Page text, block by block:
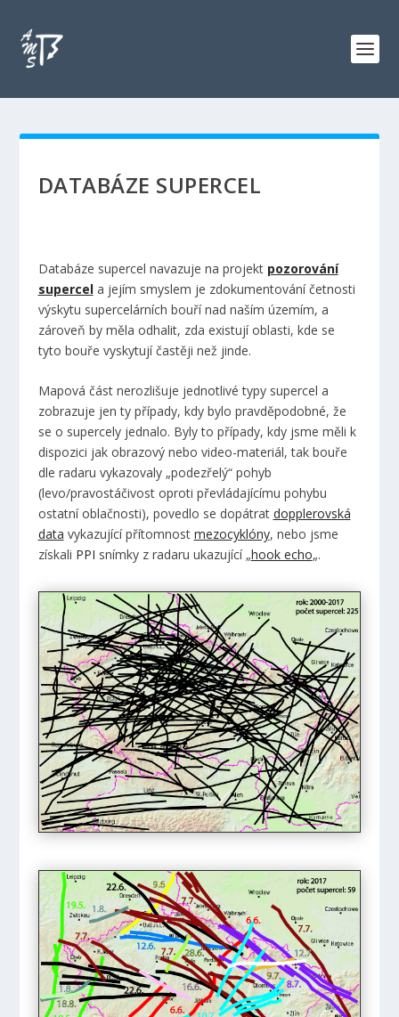
DATABÁZE SUPERCEL
Databáze supercel navazuje na projekt pozorování
supercela jejím smyslem je zdokumentování četnosti
výskytu supercelárních bouří nad naším územím, a
zároveň by měla odhalit, zda existují oblasti, kde se
tyto bouře vyskytují častěji než jinde.
Mapová část nerozlišuje jednotlivé typy supercel a
zobrazuje jen ty případy, kdy bylo pravděpodobné, že
se o supercely jednalo. Byly to případy, kdy jsme měli k
dispozici jak obrazový nebo video-materiál, tak bouře
dle radaru vykazovaly „podezřelý“ pohyb
(levo/pravostáčivost oproti převládajícímu pohybu
ostatní oblačnosti), povedlo se dopátrat dopplerovská
data vykazující přítomnost mezocyklóny, nebo jsme
získali PPI snímky z radaru ukazující „hook echo„.